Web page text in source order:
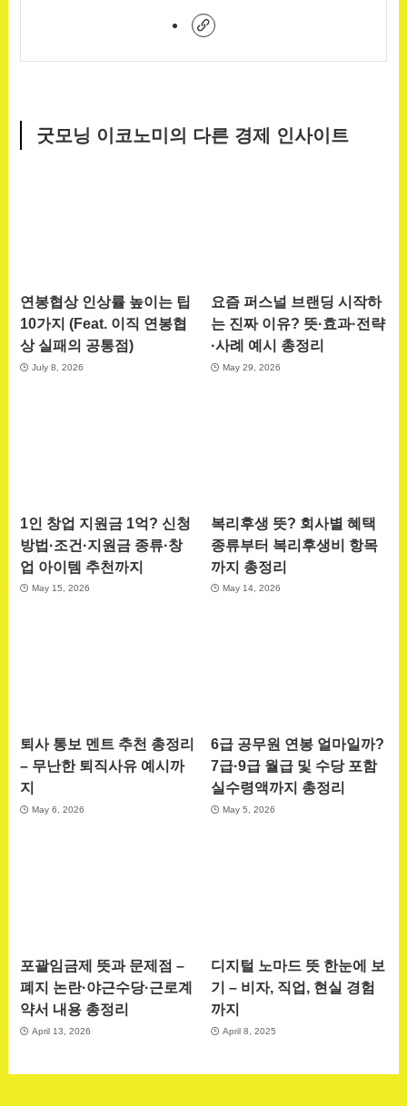
굿모닝 이코노미의 다른 경제 인사이트
연봉협상 인상률 높이는 팁
10가지 (Feat. 이직 연봉협
상 실패의 공통점)
July 8, 2026
요즘 퍼스널 브랜딩 시작하
는 진짜 이유? 뜻·효과·전략
·사례 예시 총정리
May 29, 2026
1인 창업 지원금 1억? 신청
방법·조건·지원금 종류·창
업 아이템 추천까지
May 15, 2026
복리후생 뜻? 회사별 혜택
종류부터 복리후생비 항목
까지 총정리
May 14, 2026
퇴사 통보 멘트 추천 총정리
– 무난한 퇴직사유 예시까
지
May 6, 2026
6급 공무원 연봉 얼마일까?
7급·9급 월급 및 수당 포함
실수령액까지 총정리
May 5, 2026
포괄임금제 뜻과 문제점 –
폐지 논란·야근수당·근로계
약서 내용 총정리
April 13, 2026
디지털 노마드 뜻 한눈에 보
기 – 비자, 직업, 현실 경험
까지
April 8, 2025